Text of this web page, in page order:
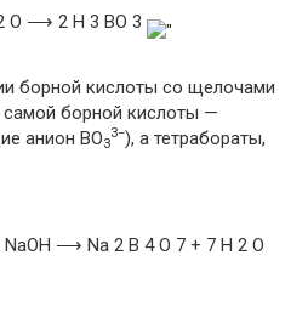
O ⟶ 2 H 3 BO 3
борной кислоты со щелочами
борной кислоты —
анион BO3
3−), а тетрабораты,
NaOH ⟶ Na 2 B 4 O 7 + 7 H 2 O